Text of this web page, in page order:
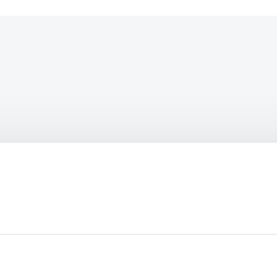
en afwerking. De vlag is
duurzaam, maar ook
kleuren van de vlag mooi blijven.